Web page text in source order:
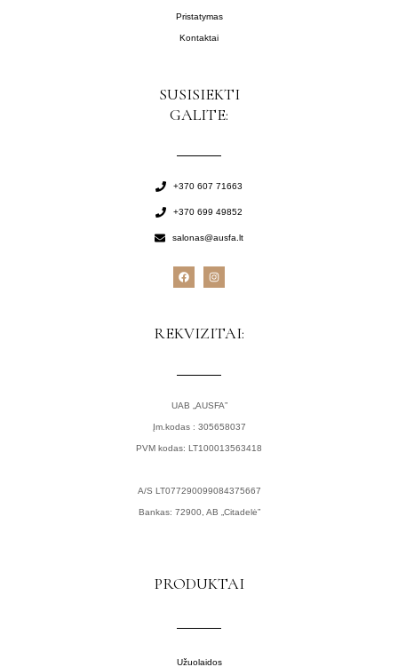
Pristatymas
Kontaktai
SUSISIEKTI
GALITE:
+370 607 71663
+370 699 49852
salonas@ausfa.lt
F
a
o
I
n
r
REKVIZITAI:
UAB „AUSFA”
Įm.kodas : 305658037
PVM kodas: LT100013563418
A/S LT077290099084375667
Bankas: 72900, AB „Citadelė”
PRODUKTAI
Užuolaidos